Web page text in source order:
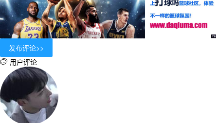
 用户评论